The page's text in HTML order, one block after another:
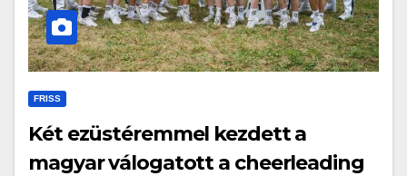
FRISS
Két ezüstéremmel kezdett a
magyar válogatott a cheerleading